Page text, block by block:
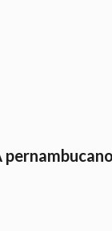
pernambucano